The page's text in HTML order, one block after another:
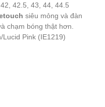
42.5, 43, 44, 44.5
siêu mỏng và đàn
chạm bóng thật hơn.
Lucid Pink (IE1219)